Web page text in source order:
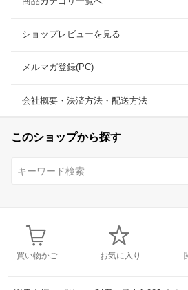
ショップレビューを見る
メルマガ登録(PC)
会社概要・決済方法・配送方法
このショップから探す
買い物かご お気に入り